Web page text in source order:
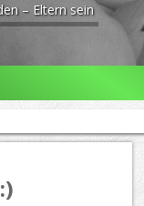
– Eltern sein